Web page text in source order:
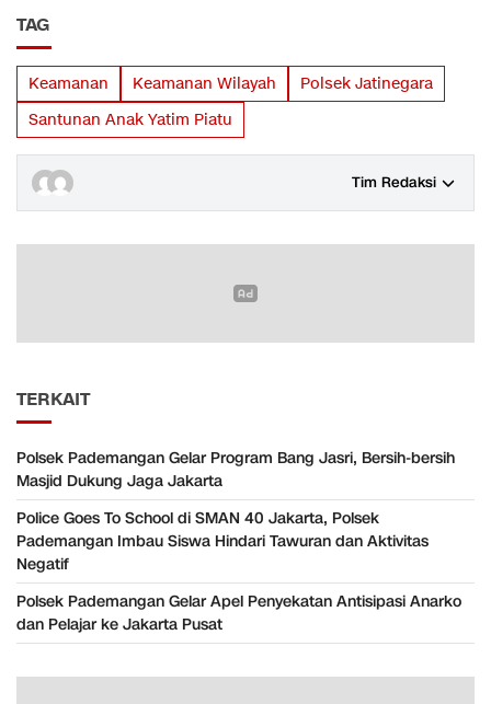
TAG
Keamanan Keamanan Wilayah
Polsek Jatinegara
Santunan Anak Yatim Piatu
Tim Redaksi
TERKAIT
Polsek Pademangan Gelar Program Bang Jasri, Bersih-bersih
Masjid Dukung Jaga Jakarta
Police Goes To School di SMAN 40 Jakarta, Polsek
Pademangan Imbau Siswa Hindari Tawuran dan Aktivitas
Negatif
Polsek Pademangan Gelar Apel Penyekatan Antisipasi Anarko
dan Pelajar ke Jakarta Pusat